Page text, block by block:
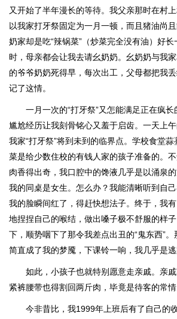
又开始了半年漫长的等待。我父亲那时在村
以我家打牙祭固定为一月一顿，而且猪油尚
奶家却是吃“辣锅菜”（炒菜完全没有油）好
时，母亲都会让我去请幺奶奶。幺奶奶与我
的爷爷奶奶死得早，每次出工，父母都把我
记了这情。
一月一次的“打牙祭”又怎能满足正在疯
尴尬经历让我刻骨铭心又羞于启齿。一天上
我家“打牙祭”将到未到的临界点。学校食堂
菜是给少数住校的有钱人家的孩子准备的。
肉香得出奇，我口腔中的馋液几乎是以涌泉
我的同桌是女生。怎么办？我能清晰听到自己
我的脸瞬间红了，得赶快想法子。终于，我
地捏捏自己的喉结，做出嗓子极不舒服的样
下，顺势咽下了那令我差点出丑的“鬼东西”。
简直成了我的梦魇，下课铃一响，我几乎是逃
如此，小孩子也就特别愿意走亲戚。亲
紧裤腰带也得割回两斤肉，毕竟是待客的常情
今非昔比，我1999年上班后有了自己的